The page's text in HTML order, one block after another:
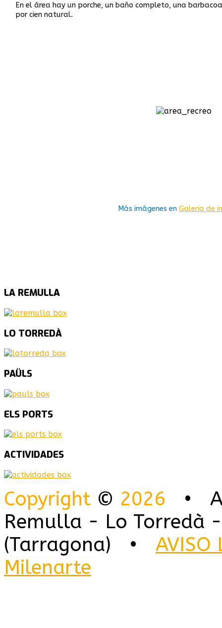
En el área hay un porche, un baño completo, una
por cien natural.
Más imágenes en Galeria de
LA REMULLA
LO TORREDÀ
PAÜLS
ELS PORTS
ACTIVIDADES
Copyright © 2026 •
Remulla - Lo Torredà
(Tarragona) • AVISO
Milenarte